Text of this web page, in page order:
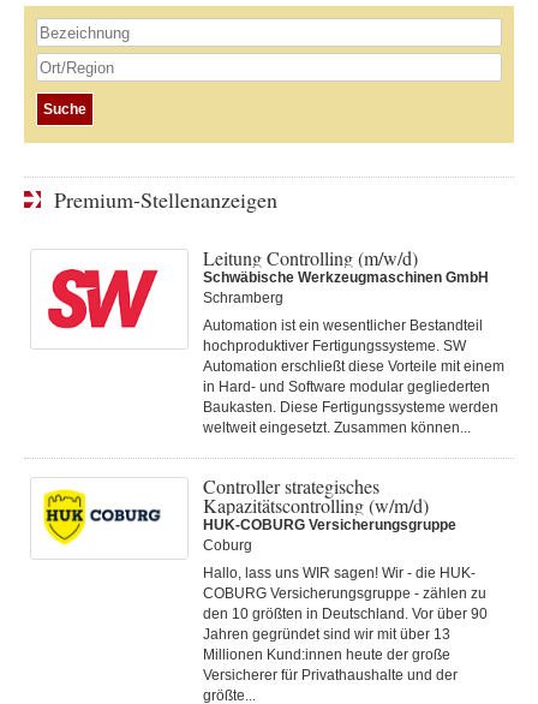
Premium-Stellenanzeigen
Leitung Controlling (m/w/d)
Schwäbische Werkzeugmaschinen GmbH
Schramberg
Automation ist ein wesentlicher Bestandteil
hochproduktiver Fertigungssysteme. SW
Automation erschließt diese Vorteile mit einem
in Hard- und Software modular gegliederten
Baukasten. Diese Fertigungs­systeme werden
weltweit eingesetzt. Zusammen können...
Controller strategisches
Kapazitätscontrolling (w/m/d)
HUK-COBURG Versicherungsgruppe
Coburg
Hallo, lass uns WIR sagen! Wir - die HUK-
COBURG Versicherungsgruppe - zählen zu
den 10 größten in Deutschland. Vor über 90
Jahren gegründet sind wir mit über 13
Millionen Kund:innen heute der große
Versicherer für Privathaushalte und der
größte...